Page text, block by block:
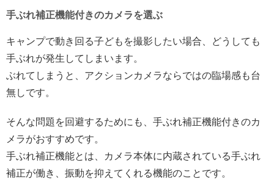
手ぶれ補正機能付きのカメラを選ぶ
キャンプで動き回る子どもを撮影したい場合、どうしても
手ぶれが発生してしまいます。
ぶれてしまうと、アクションカメラならではの臨場感も台
無しです。
そんな問題を回避するためにも、手ぶれ補正機能付きのカ
メラがおすすめです。
手ぶれ補正機能とは、カメラ本体に内蔵されている手ぶれ
補正が働き、振動を抑えてくれる機能のことです。